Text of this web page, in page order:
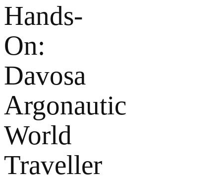
Hands-
On:
Davosa
Argonautic
World
Traveller